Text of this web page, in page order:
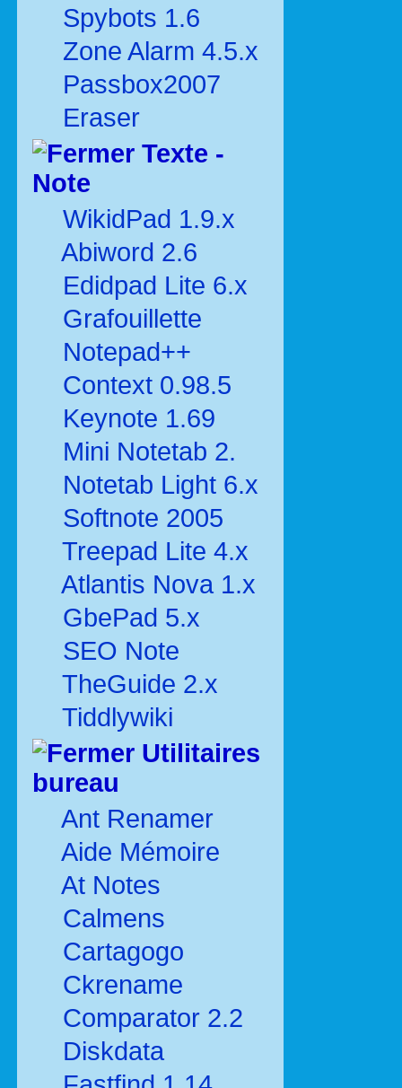
Spybots 1.6
Zone Alarm 4.5.x
Passbox2007
Eraser
Texte -
Note
WikidPad 1.9.x
Abiword 2.6
Edidpad Lite 6.x
Grafouillette
Notepad++
Context 0.98.5
Keynote 1.69
Mini Notetab 2.
Notetab Light 6.x
Softnote 2005
Treepad Lite 4.x
Atlantis Nova 1.x
GbePad 5.x
SEO Note
TheGuide 2.x
Tiddlywiki
Utilitaires
bureau
Ant Renamer
Aide Mémoire
At Notes
Calmens
Cartagogo
Ckrename
Comparator 2.2
Diskdata